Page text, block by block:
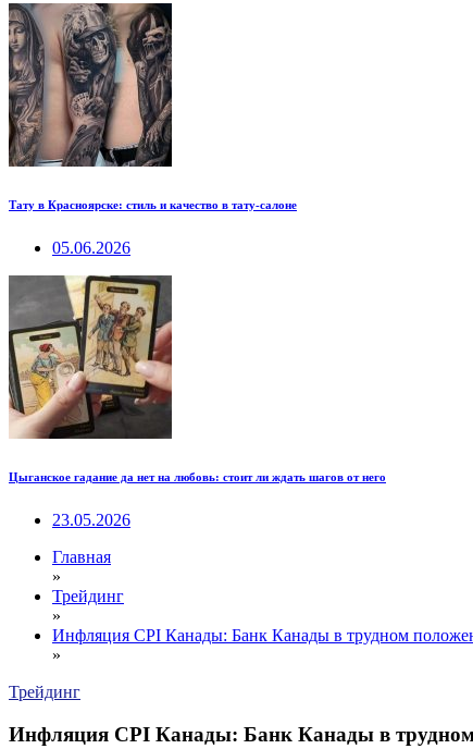
Тату в Красноярске: стиль и качество в тату-салоне
05.06.2026
Цыганское гадание да нет на любовь: стоит ли ждать шагов от него
23.05.2026
Главная
»
Трейдинг
»
Инфляция CPI Канады: Банк Канады в трудном
»
Трейдинг
Инфляция CPI Канады: Банк Канады в